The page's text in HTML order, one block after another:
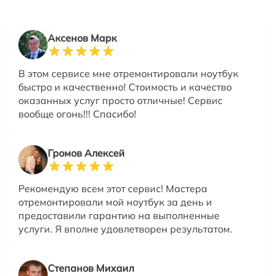
Аксенов Марк
В этом сервисе мне отремонтировали ноутбук
быстро и качественно! Стоимость и качество
оказанных услуг просто отличные! Сервис
вообще огонь!!! Спасибо!
Громов Алексей
Рекомендую всем этот сервис! Мастера
отремонтировали мой ноутбук за день и
предоставили гарантию на выполненные
услуги. Я вполне удовлетворен результатом.
Степанов Михаил